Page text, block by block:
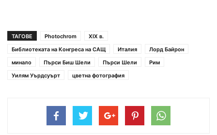
ТАГОВЕ Photochrom
XIX в.
Библиотеката на Конгреса на САЩ
Италия
Лорд Байрон
минало
Пърси Биш Шели Пърси Шели
Рим
Уилям Уърдсуърт
цветна фотография